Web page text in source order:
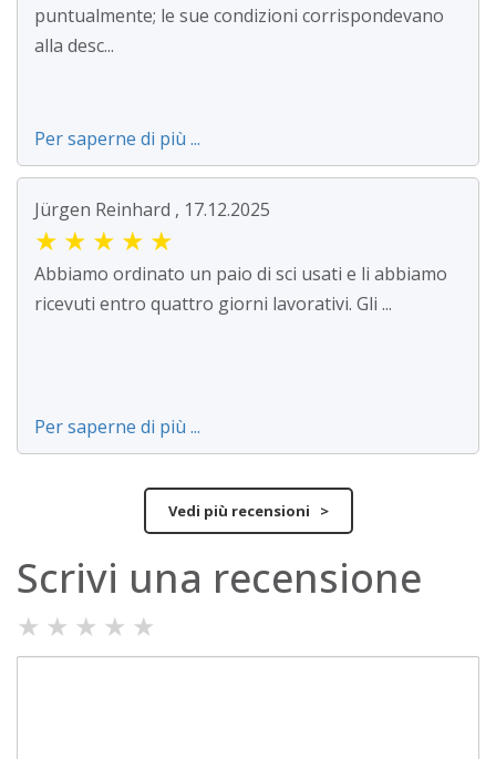
puntualmente; le sue condizioni corrispondevano
alla desc...
Per saperne di più ...
Jürgen Reinhard , 17.12.2025
★ ★ ★ ★ ★
Abbiamo ordinato un paio di sci usati e li abbiamo
ricevuti entro quattro giorni lavorativi. Gli ...
Per saperne di più ...
Vedi più recensioni >
Scrivi una recensione
★ ★ ★ ★ ★